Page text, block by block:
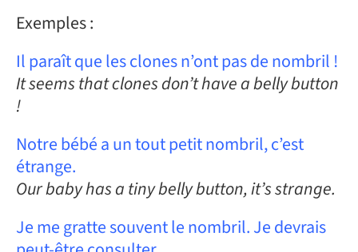
Exemples :
Il paraît que les clones n’ont pas de nombril !
It seems that clones don’t have a belly button
!
Notre bébé a un tout petit nombril, c’est
étrange.
Our baby has a tiny belly button, it’s strange.
Je me gratte souvent le nombril. Je devrais